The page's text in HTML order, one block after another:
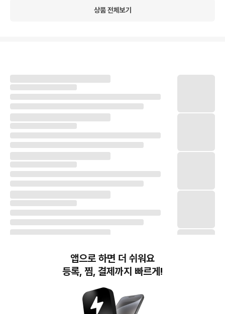
상품 전체보기
앱으로 하면 더 쉬워요
등록, 찜, 결제까지 빠르게!